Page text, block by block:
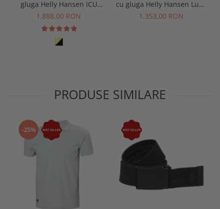
gluga Helly Hansen ICU
Winter Jacket CL3
1.888,00 RON
cu gluga Helly Hansen Luna
Winter CL2, galben/negru, L
1.353,00 RON
PRODUSE SIMILARE
-25%